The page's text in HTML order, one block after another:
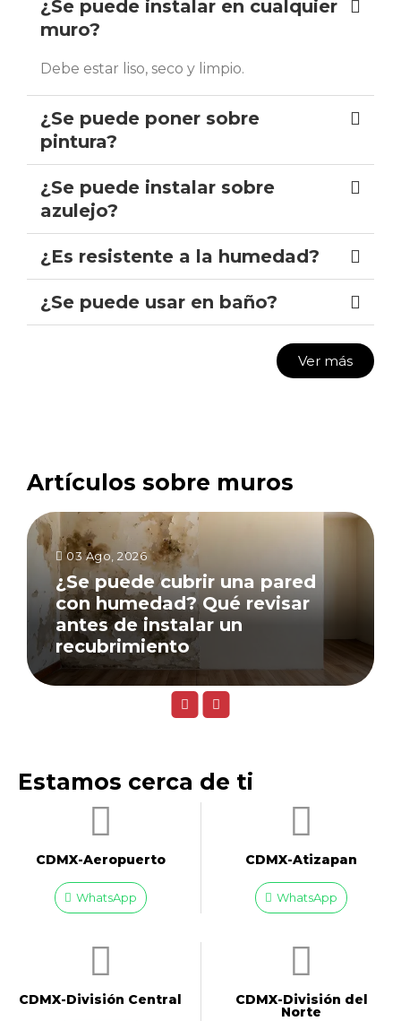
¿Se puede instalar en cualquier
muro?
Debe estar liso, seco y limpio.
¿Se puede poner sobre
pintura?
¿Se puede instalar sobre
azulejo?
¿Es resistente a la humedad?
¿Se puede usar en baño?
Ver más
Artículos sobre muros
03 Ago, 2026
¿Se puede cubrir una pared
con humedad? Qué revisar
antes de instalar un
recubrimiento
Estamos cerca de ti
CDMX-Aeropuerto​
WhatsApp
CDMX-Atizapan
WhatsApp
CDMX-División Central CDMX-División del
Norte